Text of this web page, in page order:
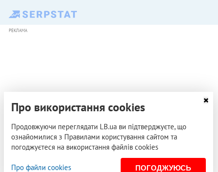
РЕКЛАМА
Про використання cookies
Продовжуючи переглядати LB.ua ви підтверджуєте, що
ознайомилися з Правилами користування сайтом та
погоджуєтеся на використання файлів cookies
Про файли cookies ПОГОДЖУЮСЬ